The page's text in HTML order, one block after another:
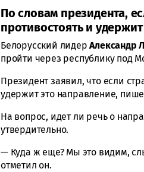
По словам президента,
противостоять и
Белорусский лидерАлександр
пройти через республику под
Президент заявил, что если
удержит это направление,
На вопрос, идет ли речь о
утвердительно.
— Куда ж еще? Мы это видим,
отметил он.